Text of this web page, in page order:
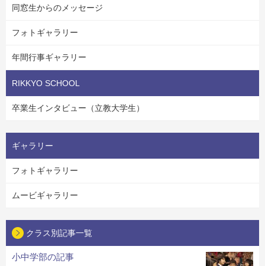
同窓生からのメッセージ
フォトギャラリー
年間行事ギャラリー
RIKKYO SCHOOL
卒業生インタビュー（立教大学生）
ギャラリー
フォトギャラリー
ムービギャラリー
クラス別記事一覧
小中学部の記事